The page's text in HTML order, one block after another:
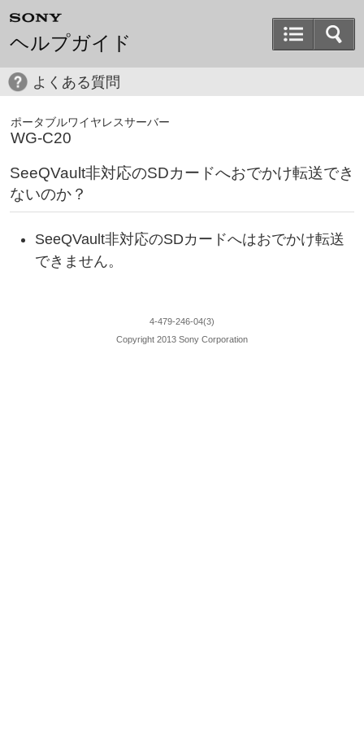
ヘルプガイド
よくある質問
ポータブルワイヤレスサーバー
WG-C20
SeeQVault非対応のSDカードへおでかけ転送でき
ないのか？
SeeQVault非対応のSDカードへはおでかけ転送
できません。
4-479-246-04(3)
Copyright 2013 Sony Corporation